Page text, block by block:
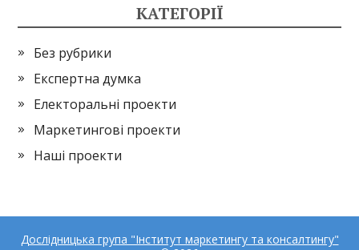
КАТЕГОРІЇ
Без рубрики
Експертна думка
Електоральні проекти
Маркетингові проекти
Наші проекти
Дослідницька група "Інститут маркетингу та консалтингу"